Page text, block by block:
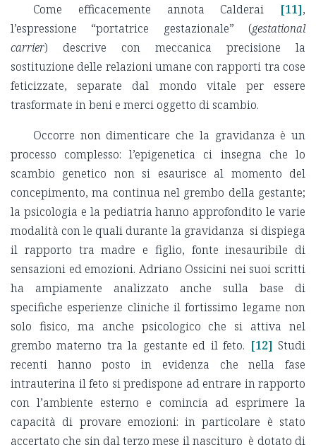
Come efficacemente annota Calderai
[11],
l’espressione “portatrice gestazionale” (gestational
carrier) descrive con meccanica precisione la
sostituzione delle relazioni umane con rapporti tra cose
feticizzate, separate dal mondo vitale per essere
trasformate in beni e merci oggetto di scambio.
Occorre non dimenticare che la gravidanza è un
processo complesso: l’epigenetica ci insegna che lo
scambio genetico non si esaurisce al momento del
concepimento, ma continua nel grembo della gestante;
la psicologia e la pediatria hanno approfondito le varie
modalità con le quali durante la gravidanza si dispiega
il rapporto tra madre e figlio, fonte inesauribile di
sensazioni ed emozioni. Adriano Ossicini nei suoi scritti
ha ampiamente analizzato anche sulla base di
specifiche esperienze cliniche il fortissimo legame non
solo fisico, ma anche psicologico che si attiva nel
grembo materno tra la gestante ed il feto. [12] Studi
recenti hanno posto in evidenza che nella fase
intrauterina il feto si predispone ad entrare in rapporto
con l’ambiente esterno e comincia ad esprimere la
capacità di provare emozioni: in particolare è stato
accertato che sin dal terzo mese il nascituro è dotato di